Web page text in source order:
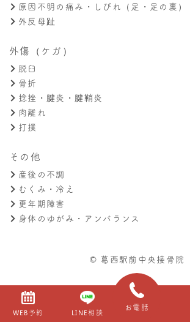
WEB予約 LINE相談
お電話
原因不明の痛み・しびれ（足・足の裏）
外反母趾
外傷（ケガ）
脱臼
骨折
捻挫・腱炎・腱鞘炎
肉離れ
打撲
その他
産後の不調
むくみ・冷え
更年期障害
身体のゆがみ・アンバランス
© 葛西駅前中央接骨院